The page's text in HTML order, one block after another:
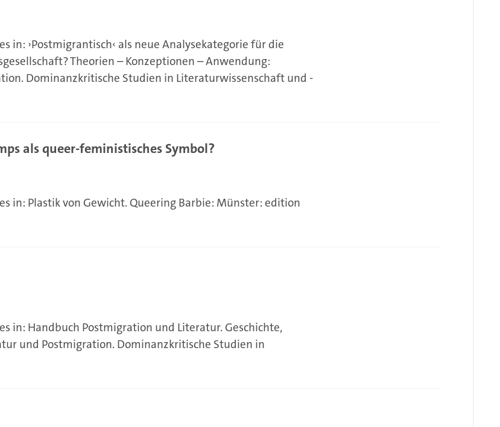
›Postmigrantisch‹ als neue Analysekategorie für die
Theorien – Konzeptionen – Anwendung:
Dominanzkritische Studien in Literaturwissenschaft und -
als queer-feministisches Symbol?
in: Plastik von Gewicht. Queering Barbie: Münster: edition
in: Handbuch Postmigration und Literatur. Geschichte,
und Postmigration. Dominanzkritische Studien in